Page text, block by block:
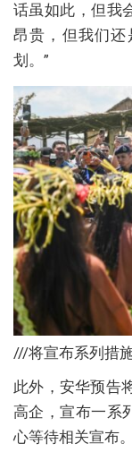
话虽如此，但我
昂贵，但我们
划。”
///将宣布系列措
此外，安华预告
高企，宣布一系
心等待相关宣布。